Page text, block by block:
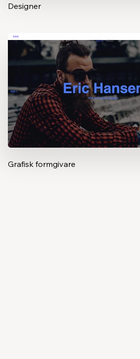
Designer
Grafisk formgivare